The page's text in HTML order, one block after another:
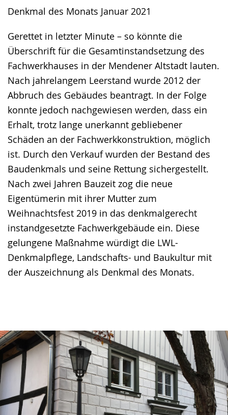
Denkmal des Monats Januar 2021
Gerettet in letzter Minute – so könnte die
Überschrift für die Gesamtinstandsetzung des
Fachwerkhauses in der Mendener Altstadt lauten.
Nach jahrelangem Leerstand wurde 2012 der
Abbruch des Gebäudes beantragt. In der Folge
konnte jedoch nachgewiesen werden, dass ein
Erhalt, trotz lange unerkannt gebliebener
Schäden an der Fachwerkkonstruktion, möglich
ist. Durch den Verkauf wurden der Bestand des
Baudenkmals und seine Rettung sichergestellt.
Nach zwei Jahren Bauzeit zog die neue
Eigentümerin mit ihrer Mutter zum
Weihnachtsfest 2019 in das denkmalgerecht
instandgesetzte Fachwerkgebäude ein. Diese
gelungene Maßnahme würdigt die LWL-
Denkmalpflege, Landschafts- und Baukultur mit
der Auszeichnung als Denkmal des Monats.
angezeigt.